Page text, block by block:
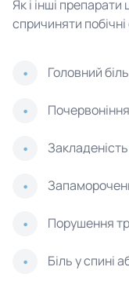
Як і інші
спричиняти
Головний біль
Порушення
Біль у спині